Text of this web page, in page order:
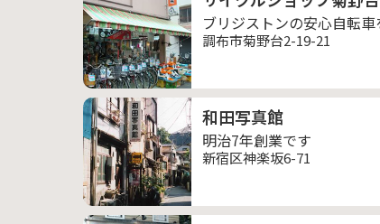
ブリジストンの安心自転車
調布市菊野台2-19-21
和田写真館
明治7年創業です
新宿区神楽坂6-71